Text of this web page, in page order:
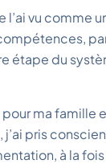
l’ai vu comme
étape du
ma famille
pris
à la